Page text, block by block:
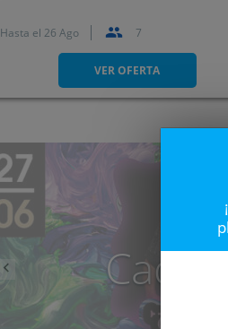
Calle Albinoni. Marbella.
Málaga
Hasta el 26 Ago 7
VER OFERTA
Anterior